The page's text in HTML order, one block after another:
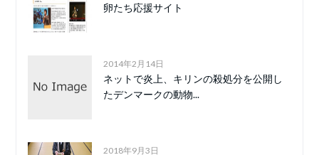
卵たち応援サイト
2014年2月14日
ネットで炎上、キリンの殺処分を公開し
たデンマークの動物...
2018年9月3日